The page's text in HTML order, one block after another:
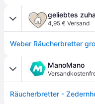
geliebtes
4,95 € Versand
ManoMano
Räucherbretter -